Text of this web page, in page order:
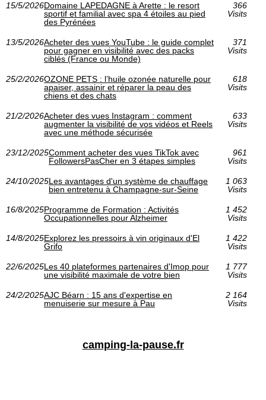
15/5/2026Domaine LAPEDAGNE à Arette : le resort
sportif et familial avec spa 4 étoiles au pied
des Pyrénées
366
Visits
13/5/2026Acheter des vues YouTube : le guide complet
pour gagner en visibilité avec des packs
ciblés (France ou Monde)
371
Visits
25/2/2026OZONE PETS : l’huile ozonée naturelle pour
apaiser, assainir et réparer la peau des
chiens et des chats
618
Visits
21/2/2026Acheter des vues Instagram : comment
augmenter la visibilité de vos vidéos et Reels
avec une méthode sécurisée
633
Visits
23/12/2025Comment acheter des vues TikTok avec
FollowersPasCher en 3 étapes simples
961
Visits
24/10/2025Les avantages d'un système de chauffage
bien entretenu à Champagne-sur-Seine
1 063
Visits
16/8/2025Programme de Formation : Activités
Occupationnelles pour Alzheimer
1 452
Visits
14/8/2025Explorez les pressoirs à vin originaux d'El
Grifo
1 422
Visits
22/6/2025Les 40 plateformes partenaires d'Imop pour
une visibilité maximale de votre bien
1 777
Visits
24/2/2025AJC Béarn : 15 ans d'expertise en
menuiserie sur mesure à Pau
2 164
Visits
camping-la-pause.fr